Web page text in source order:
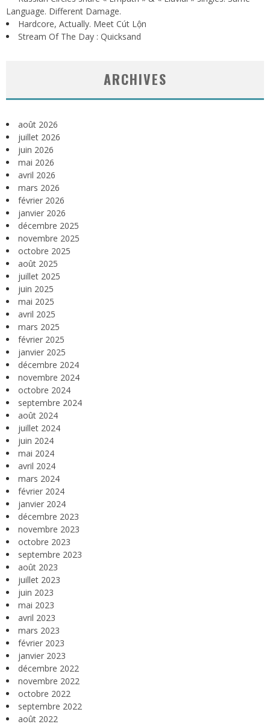
Language. Different Damage.
Hardcore, Actually. Meet Cút Lộn
Stream Of The Day : Quicksand
ARCHIVES
août 2026
juillet 2026
juin 2026
mai 2026
avril 2026
mars 2026
février 2026
janvier 2026
décembre 2025
novembre 2025
octobre 2025
août 2025
juillet 2025
juin 2025
mai 2025
avril 2025
mars 2025
février 2025
janvier 2025
décembre 2024
novembre 2024
octobre 2024
septembre 2024
août 2024
juillet 2024
juin 2024
mai 2024
avril 2024
mars 2024
février 2024
janvier 2024
décembre 2023
novembre 2023
octobre 2023
septembre 2023
août 2023
juillet 2023
juin 2023
mai 2023
avril 2023
mars 2023
février 2023
janvier 2023
décembre 2022
novembre 2022
octobre 2022
septembre 2022
août 2022